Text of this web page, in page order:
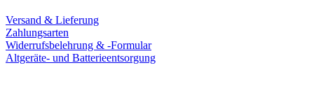
Versand & Lieferung
Zahlungsarten
Widerrufsbelehrung & -Formular
Altgeräte- und Batterieentsorgung